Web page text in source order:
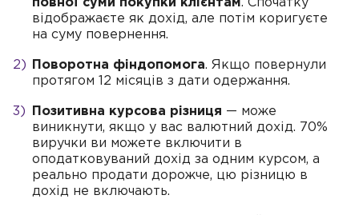
повної суми покупки клієнтам. Спочатку
відображаєте як дохід, але потім коригуєте
на суму повернення.
Поворотна фіндопомога. Якщо повернули
протягом 12 місяців з дати одержання.
Позитивна курсова різниця — може
виникнути, якщо у вас валютний дохід. 70%
виручки ви можете включити в
оподатковуваний дохід за одним курсом, а
реально продати дорожче, цю різницю в
дохід не включають.